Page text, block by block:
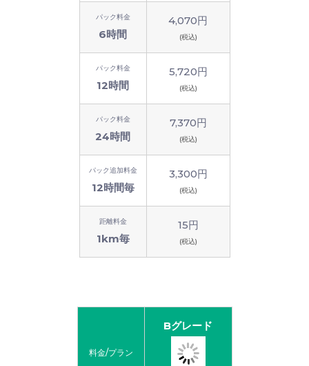
パック料金
6時間
4,070円
(税込)
パック料金
12時間
5,720円
(税込)
パック料金
24時間
7,370円
(税込)
パック追加料金
12時間毎
3,300円
(税込)
距離料金
1km毎
15円
(税込)
料金/プラン
Bグレード